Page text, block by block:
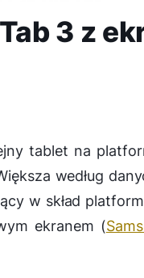
3 z
tablet na
według
w skład
ekranem (